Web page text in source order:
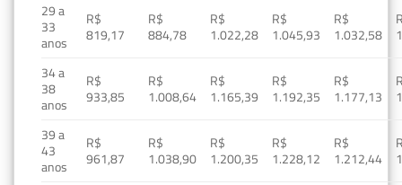
29 a
33
anos
R$
819,17
R$
884,78
R$
1.022,28
R$
1.045,93
R$
1.032,58
34 a
38
anos
R$
933,85
R$
1.008,64
R$
1.165,39
R$
1.192,35
R$
1.177,13
39 a
43
anos
R$
961,87
R$
1.038,90
R$
1.200,35
R$
1.228,12
R$
1.212,44